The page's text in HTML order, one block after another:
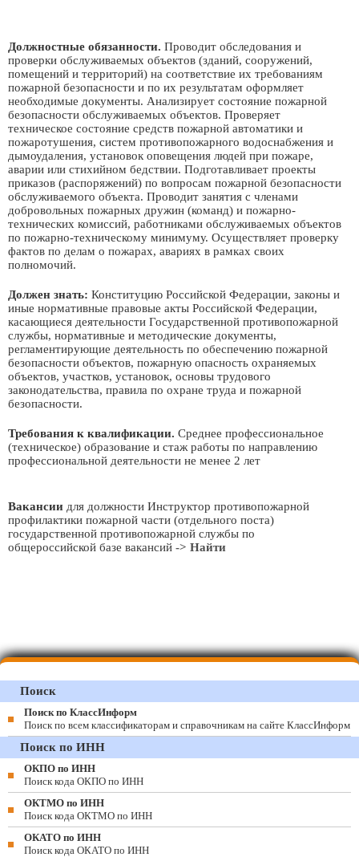
Должностные обязанности. Проводит обследования и
проверки обслуживаемых объектов (зданий, сооружений,
помещений и территорий) на соответствие их требованиям
пожарной безопасности и по их результатам оформляет
необходимые документы. Анализирует состояние пожарной
безопасности обслуживаемых объектов. Проверяет
техническое состояние средств пожарной автоматики и
пожаротушения, систем противопожарного водоснабжения и
дымоудаления, установок оповещения людей при пожаре,
аварии или стихийном бедствии. Подготавливает проекты
приказов (распоряжений) по вопросам пожарной безопасности
обслуживаемого объекта. Проводит занятия с членами
добровольных пожарных дружин (команд) и пожарно-
технических комиссий, работниками обслуживаемых объектов
по пожарно-техническому минимуму. Осуществляет проверку
фактов по делам о пожарах, авариях в рамках своих
полномочий.
Должен знать: Конституцию Российской Федерации, законы и
иные нормативные правовые акты Российской Федерации,
касающиеся деятельности Государственной противопожарной
службы, нормативные и методические документы,
регламентирующие деятельность по обеспечению пожарной
безопасности объектов, пожарную опасность охраняемых
объектов, участков, установок, основы трудового
законодательства, правила по охране труда и пожарной
безопасности.
Требования к квалификации. Среднее профессиональное
(техническое) образование и стаж работы по направлению
профессиональной деятельности не менее 2 лет
Вакансии для должности Инструктор противопожарной
профилактики пожарной части (отдельного поста)
государственной противопожарной службы по
общероссийской базе вакансий -> Найти
Поиск
Поиск по КлассИнформ
Поиск по всем классификаторам и справочникам на сайте КлассИнформ
Поиск по ИНН
ОКПО по ИНН
Поиск кода ОКПО по ИНН
ОКТМО по ИНН
Поиск кода ОКТМО по ИНН
ОКАТО по ИНН
Поиск кода ОКАТО по ИНН